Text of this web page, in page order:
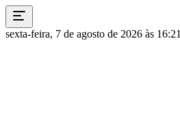
sexta-feira, 7 de agosto de 2026 às 16:21